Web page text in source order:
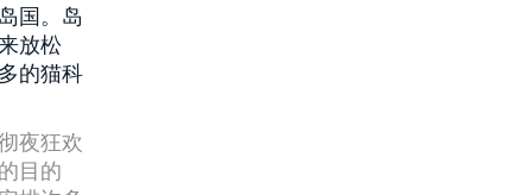
国。岛
放松
的猫科
夜狂欢
目的